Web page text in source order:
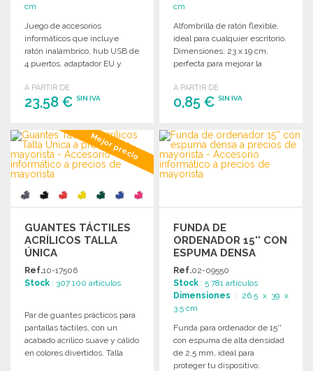
cm
Juego de accesorios
informáticos que incluye
ratón inalámbrico, hub USB de
4 puertos, adaptador EU y
A PARTIR DE
23,58 € SIN IVA
PEDIR
Solicitar un presupuesto
cm
Alfombrilla de ratón flexible,
ideal para cualquier escritorio.
Dimensiones: 23 x 19 cm,
perfecta para mejorar la
A PARTIR DE
0,85 €SIN IVA
PEDIR
Solicitar un presupuesto
Mejor precio
GUANTES TÁCTILES
ACRÍLICOS TALLA
ÚNICA
Ref.10-17506
Stock : 307 100 artículos
Par de guantes prácticos para
pantallas táctiles, con un
acabado acrílico suave y cálido
en colores divertidos. Talla
FUNDA DE
ORDENADOR 15'' CON
ESPUMA DENSA
Ref.02-09550
Stock : 5 781 artículos
Dimensiones : 26.5 x 39 x
3.5 cm
Funda para ordenador de 15''
con espuma de alta densidad
de 2,5 mm, ideal para
proteger tu dispositivo.